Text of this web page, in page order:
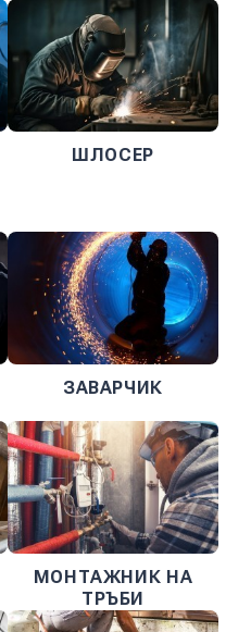
ШЛОСЕР
ЗАВАРЧИК
МОНТАЖНИК НА
ТРЪБИ